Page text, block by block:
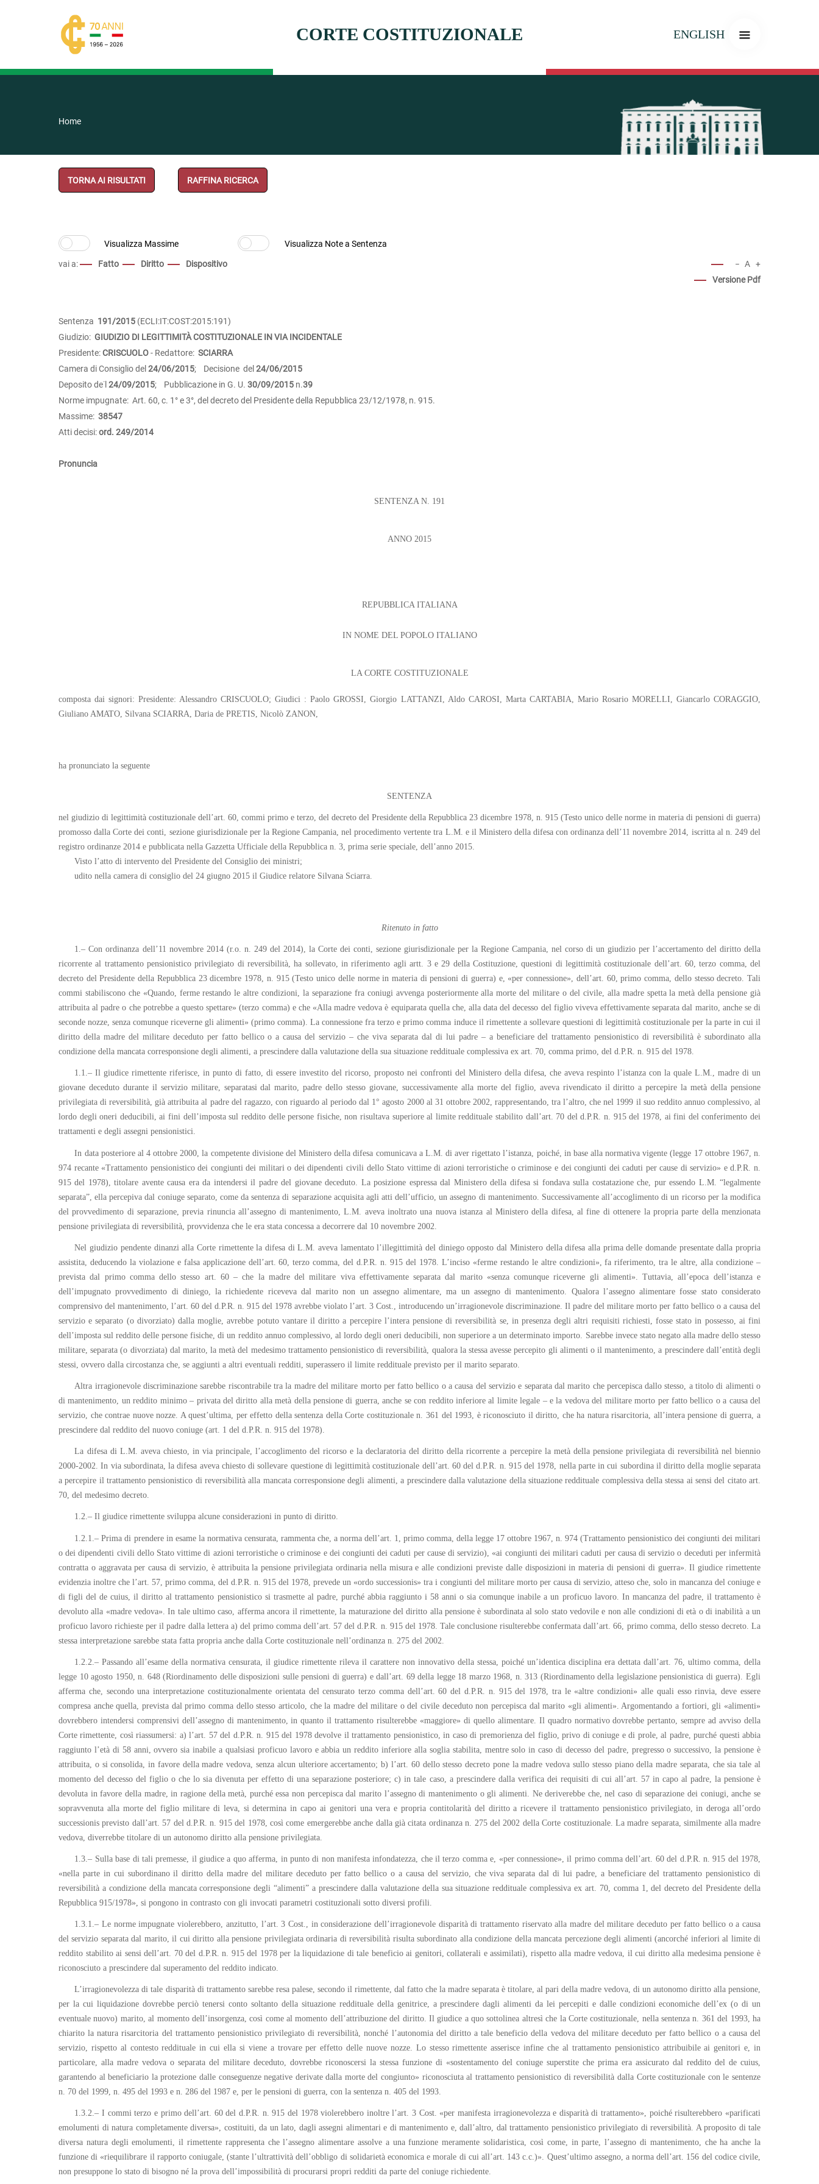
CORTE COSTITUZIONALE ENGLISH
Home
TORNA AI RISULTATI RAFFINA RICERCA
vai a: Fatto Diritto Dispositivo − A +
Versione Pdf
Sentenza 191/2015 (ECLI:IT:COST:2015:191)
Giudizio: GIUDIZIO DI LEGITTIMITÀ COSTITUZIONALE IN VIA INCIDENTALE
Presidente:CRISCUOLO- Redattore: SCIARRA
Camera di Consiglio del 24/06/2015; Decisione del 24/06/2015
Deposito de˙l 24/09/2015; Pubblicazione in G. U. 30/09/2015 n.39
Norme impugnate: Art. 60, c. 1° e 3°, del decreto del Presidente della Repubblica 23/12/1978, n. 915.
Massime: 38547
Atti decisi:ord. 249/2014
Pronuncia
SENTENZA N. 191
ANNO 2015
REPUBBLICA ITALIANA
IN NOME DEL POPOLO ITALIANO
LA CORTE COSTITUZIONALE
composta dai signori: Presidente: Alessandro CRISCUOLO; Giudici : Paolo GROSSI, Giorgio LATTANZI, Aldo CAROSI, Marta CARTABIA, Mario Rosario MORELLI, Giancarlo CORAGGIO,
Giuliano AMATO, Silvana SCIARRA, Daria de PRETIS, Nicolò ZANON,
ha pronunciato la seguente
SENTENZA
nel giudizio di legittimità costituzionale dell’art. 60, commi primo e terzo, del decreto del Presidente della Repubblica 23 dicembre 1978, n. 915 (Testo unico delle norme in materia di pensioni di guerra)
promosso dalla Corte dei conti, sezione giurisdizionale per la Regione Campania, nel procedimento vertente tra L.M. e il Ministero della difesa con ordinanza dell’11 novembre 2014, iscritta al n. 249 del
registro ordinanze 2014 e pubblicata nella Gazzetta Ufficiale della Repubblica n. 3, prima serie speciale, dell’anno 2015.
Visto l’atto di intervento del Presidente del Consiglio dei ministri;
udito nella camera di consiglio del 24 giugno 2015 il Giudice relatore Silvana Sciarra.
Ritenuto in fatto
1.– Con ordinanza dell’11 novembre 2014 (r.o. n. 249 del 2014), la Corte dei conti, sezione giurisdizionale per la Regione Campania, nel corso di un giudizio per l’accertamento del diritto della
ricorrente al trattamento pensionistico privilegiato di reversibilità, ha sollevato, in riferimento agli artt. 3 e 29 della Costituzione, questioni di legittimità costituzionale dell’art. 60, terzo comma, del
decreto del Presidente della Repubblica 23 dicembre 1978, n. 915 (Testo unico delle norme in materia di pensioni di guerra) e, «per connessione», dell’art. 60, primo comma, dello stesso decreto. Tali
commi stabiliscono che «Quando, ferme restando le altre condizioni, la separazione fra coniugi avvenga posteriormente alla morte del militare o del civile, alla madre spetta la metà della pensione già
attribuita al padre o che potrebbe a questo spettare» (terzo comma) e che «Alla madre vedova è equiparata quella che, alla data del decesso del figlio viveva effettivamente separata dal marito, anche se di
seconde nozze, senza comunque riceverne gli alimenti» (primo comma). La connessione fra terzo e primo comma induce il rimettente a sollevare questioni di legittimità costituzionale per la parte in cui il
diritto della madre del militare deceduto per fatto bellico o a causa del servizio – che viva separata dal di lui padre – a beneficiare del trattamento pensionistico di reversibilità è subordinato alla
condizione della mancata corresponsione degli alimenti, a prescindere dalla valutazione della sua situazione reddituale complessiva ex art. 70, comma primo, del d.P.R. n. 915 del 1978.
1.1.– Il giudice rimettente riferisce, in punto di fatto, di essere investito del ricorso, proposto nei confronti del Ministero della difesa, che aveva respinto l’istanza con la quale L.M., madre di un
giovane deceduto durante il servizio militare, separatasi dal marito, padre dello stesso giovane, successivamente alla morte del figlio, aveva rivendicato il diritto a percepire la metà della pensione
privilegiata di reversibilità, già attribuita al padre del ragazzo, con riguardo al periodo dal 1° agosto 2000 al 31 ottobre 2002, rappresentando, tra l’altro, che nel 1999 il suo reddito annuo complessivo, al
lordo degli oneri deducibili, ai fini dell’imposta sul reddito delle persone fisiche, non risultava superiore al limite reddituale stabilito dall’art. 70 del d.P.R. n. 915 del 1978, ai fini del conferimento dei
trattamenti e degli assegni pensionistici.
In data posteriore al 4 ottobre 2000, la competente divisione del Ministero della difesa comunicava a L.M. di aver rigettato l’istanza, poiché, in base alla normativa vigente (legge 17 ottobre 1967, n.
974 recante «Trattamento pensionistico dei congiunti dei militari o dei dipendenti civili dello Stato vittime di azioni terroristiche o criminose e dei congiunti dei caduti per cause di servizio» e d.P.R. n.
915 del 1978), titolare avente causa era da intendersi il padre del giovane deceduto. La posizione espressa dal Ministero della difesa si fondava sulla costatazione che, pur essendo L.M. “legalmente
separata”, ella percepiva dal coniuge separato, come da sentenza di separazione acquisita agli atti dell’ufficio, un assegno di mantenimento. Successivamente all’accoglimento di un ricorso per la modifica
del provvedimento di separazione, previa rinuncia all’assegno di mantenimento, L.M. aveva inoltrato una nuova istanza al Ministero della difesa, al fine di ottenere la propria parte della menzionata
pensione privilegiata di reversibilità, provvidenza che le era stata concessa a decorrere dal 10 novembre 2002.
Nel giudizio pendente dinanzi alla Corte rimettente la difesa di L.M. aveva lamentato l’illegittimità del diniego opposto dal Ministero della difesa alla prima delle domande presentate dalla propria
assistita, deducendo la violazione e falsa applicazione dell’art. 60, terzo comma, del d.P.R. n. 915 del 1978. L’inciso «ferme restando le altre condizioni», fa riferimento, tra le altre, alla condizione –
prevista dal primo comma dello stesso art. 60 – che la madre del militare viva effettivamente separata dal marito «senza comunque riceverne gli alimenti». Tuttavia, all’epoca dell’istanza e
dell’impugnato provvedimento di diniego, la richiedente riceveva dal marito non un assegno alimentare, ma un assegno di mantenimento. Qualora l’assegno alimentare fosse stato considerato
comprensivo del mantenimento, l’art. 60 del d.P.R. n. 915 del 1978 avrebbe violato l’art. 3 Cost., introducendo un’irragionevole discriminazione. Il padre del militare morto per fatto bellico o a causa del
servizio e separato (o divorziato) dalla moglie, avrebbe potuto vantare il diritto a percepire l’intera pensione di reversibilità se, in presenza degli altri requisiti richiesti, fosse stato in possesso, ai fini
dell’imposta sul reddito delle persone fisiche, di un reddito annuo complessivo, al lordo degli oneri deducibili, non superiore a un determinato importo. Sarebbe invece stato negato alla madre dello stesso
militare, separata (o divorziata) dal marito, la metà del medesimo trattamento pensionistico di reversibilità, qualora la stessa avesse percepito gli alimenti o il mantenimento, a prescindere dall’entità degli
stessi, ovvero dalla circostanza che, se aggiunti a altri eventuali redditi, superassero il limite reddituale previsto per il marito separato.
Altra irragionevole discriminazione sarebbe riscontrabile tra la madre del militare morto per fatto bellico o a causa del servizio e separata dal marito che percepisca dallo stesso, a titolo di alimenti o
di mantenimento, un reddito minimo – privata del diritto alla metà della pensione di guerra, anche se con reddito inferiore al limite legale – e la vedova del militare morto per fatto bellico o a causa del
servizio, che contrae nuove nozze. A quest’ultima, per effetto della sentenza della Corte costituzionale n. 361 del 1993, è riconosciuto il diritto, che ha natura risarcitoria, all’intera pensione di guerra, a
prescindere dal reddito del nuovo coniuge (art. 1 del d.P.R. n. 915 del 1978).
La difesa di L.M. aveva chiesto, in via principale, l’accoglimento del ricorso e la declaratoria del diritto della ricorrente a percepire la metà della pensione privilegiata di reversibilità nel biennio
2000-2002. In via subordinata, la difesa aveva chiesto di sollevare questione di legittimità costituzionale dell’art. 60 del d.P.R. n. 915 del 1978, nella parte in cui subordina il diritto della moglie separata
a percepire il trattamento pensionistico di reversibilità alla mancata corresponsione degli alimenti, a prescindere dalla valutazione della situazione reddituale complessiva della stessa ai sensi del citato art.
70, del medesimo decreto.
1.2.– Il giudice rimettente sviluppa alcune considerazioni in punto di diritto.
1.2.1.– Prima di prendere in esame la normativa censurata, rammenta che, a norma dell’art. 1, primo comma, della legge 17 ottobre 1967, n. 974 (Trattamento pensionistico dei congiunti dei militari
o dei dipendenti civili dello Stato vittime di azioni terroristiche o criminose e dei congiunti dei caduti per cause di servizio), «ai congiunti dei militari caduti per causa di servizio o deceduti per infermità
contratta o aggravata per causa di servizio, è attribuita la pensione privilegiata ordinaria nella misura e alle condizioni previste dalle disposizioni in materia di pensioni di guerra». Il giudice rimettente
evidenzia inoltre che l’art. 57, primo comma, del d.P.R. n. 915 del 1978, prevede un «ordo successionis» tra i congiunti del militare morto per causa di servizio, atteso che, solo in mancanza del coniuge e
di figli del de cuius, il diritto al trattamento pensionistico si trasmette al padre, purché abbia raggiunto i 58 anni o sia comunque inabile a un proficuo lavoro. In mancanza del padre, il trattamento è
devoluto alla «madre vedova». In tale ultimo caso, afferma ancora il rimettente, la maturazione del diritto alla pensione è subordinata al solo stato vedovile e non alle condizioni di età o di inabilità a un
proficuo lavoro richieste per il padre dalla lettera a) del primo comma dell’art. 57 del d.P.R. n. 915 del 1978. Tale conclusione risulterebbe confermata dall’art. 66, primo comma, dello stesso decreto. La
stessa interpretazione sarebbe stata fatta propria anche dalla Corte costituzionale nell’ordinanza n. 275 del 2002.
1.2.2.– Passando all’esame della normativa censurata, il giudice rimettente rileva il carattere non innovativo della stessa, poiché un’identica disciplina era dettata dall’art. 76, ultimo comma, della
legge 10 agosto 1950, n. 648 (Riordinamento delle disposizioni sulle pensioni di guerra) e dall’art. 69 della legge 18 marzo 1968, n. 313 (Riordinamento della legislazione pensionistica di guerra). Egli
afferma che, secondo una interpretazione costituzionalmente orientata del censurato terzo comma dell’art. 60 del d.P.R. n. 915 del 1978, tra le «altre condizioni» alle quali esso rinvia, deve essere
compresa anche quella, prevista dal primo comma dello stesso articolo, che la madre del militare o del civile deceduto non percepisca dal marito «gli alimenti». Argomentando a fortiori, gli «alimenti»
dovrebbero intendersi comprensivi dell’assegno di mantenimento, in quanto il trattamento risulterebbe «maggiore» di quello alimentare. Il quadro normativo dovrebbe pertanto, sempre ad avviso della
Corte rimettente, così riassumersi: a) l’art. 57 del d.P.R. n. 915 del 1978 devolve il trattamento pensionistico, in caso di premorienza del figlio, privo di coniuge e di prole, al padre, purché questi abbia
raggiunto l’età di 58 anni, ovvero sia inabile a qualsiasi proficuo lavoro e abbia un reddito inferiore alla soglia stabilita, mentre solo in caso di decesso del padre, pregresso o successivo, la pensione è
attribuita, o si consolida, in favore della madre vedova, senza alcun ulteriore accertamento; b) l’art. 60 dello stesso decreto pone la madre vedova sullo stesso piano della madre separata, che sia tale al
momento del decesso del figlio o che lo sia divenuta per effetto di una separazione posteriore; c) in tale caso, a prescindere dalla verifica dei requisiti di cui all’art. 57 in capo al padre, la pensione è
devoluta in favore della madre, in ragione della metà, purché essa non percepisca dal marito l’assegno di mantenimento o gli alimenti. Ne deriverebbe che, nel caso di separazione dei coniugi, anche se
sopravvenuta alla morte del figlio militare di leva, si determina in capo ai genitori una vera e propria contitolarità del diritto a ricevere il trattamento pensionistico privilegiato, in deroga all’ordo
successionis previsto dall’art. 57 del d.P.R. n. 915 del 1978, così come emergerebbe anche dalla già citata ordinanza n. 275 del 2002 della Corte costituzionale. La madre separata, similmente alla madre
vedova, diverrebbe titolare di un autonomo diritto alla pensione privilegiata.
1.3.– Sulla base di tali premesse, il giudice a quo afferma, in punto di non manifesta infondatezza, che il terzo comma e, «per connessione», il primo comma dell’art. 60 del d.P.R. n. 915 del 1978,
«nella parte in cui subordinano il diritto della madre del militare deceduto per fatto bellico o a causa del servizio, che viva separata dal di lui padre, a beneficiare del trattamento pensionistico di
reversibilità a condizione della mancata corresponsione degli “alimenti” a prescindere dalla valutazione della sua situazione reddituale complessiva ex art. 70, comma 1, del decreto del Presidente della
Repubblica 915/1978», si pongono in contrasto con gli invocati parametri costituzionali sotto diversi profili.
1.3.1.– Le norme impugnate violerebbero, anzitutto, l’art. 3 Cost., in considerazione dell’irragionevole disparità di trattamento riservato alla madre del militare deceduto per fatto bellico o a causa
del servizio separata dal marito, il cui diritto alla pensione privilegiata ordinaria di reversibilità risulta subordinato alla condizione della mancata percezione degli alimenti (ancorché inferiori al limite di
reddito stabilito ai sensi dell’art. 70 del d.P.R. n. 915 del 1978 per la liquidazione di tale beneficio ai genitori, collaterali e assimilati), rispetto alla madre vedova, il cui diritto alla medesima pensione è
riconosciuto a prescindere dal superamento del reddito indicato.
L’irragionevolezza di tale disparità di trattamento sarebbe resa palese, secondo il rimettente, dal fatto che la madre separata è titolare, al pari della madre vedova, di un autonomo diritto alla pensione,
per la cui liquidazione dovrebbe perciò tenersi conto soltanto della situazione reddituale della genitrice, a prescindere dagli alimenti da lei percepiti e dalle condizioni economiche dell’ex (o di un
eventuale nuovo) marito, al momento dell’insorgenza, così come al momento dell’attribuzione del diritto. Il giudice a quo sottolinea altresì che la Corte costituzionale, nella sentenza n. 361 del 1993, ha
chiarito la natura risarcitoria del trattamento pensionistico privilegiato di reversibilità, nonché l’autonomia del diritto a tale beneficio della vedova del militare deceduto per fatto bellico o a causa del
servizio, rispetto al contesto reddituale in cui ella si viene a trovare per effetto delle nuove nozze. Lo stesso rimettente asserisce infine che al trattamento pensionistico attribuibile ai genitori e, in
particolare, alla madre vedova o separata del militare deceduto, dovrebbe riconoscersi la stessa funzione di «sostentamento del coniuge superstite che prima era assicurato dal reddito del de cuius,
garantendo al beneficiario la protezione dalle conseguenze negative derivate dalla morte del congiunto» riconosciuta al trattamento pensionistico di reversibilità dalla Corte costituzionale con le sentenze
n. 70 del 1999, n. 495 del 1993 e n. 286 del 1987 e, per le pensioni di guerra, con la sentenza n. 405 del 1993.
1.3.2.– I commi terzo e primo dell’art. 60 del d.P.R. n. 915 del 1978 violerebbero inoltre l’art. 3 Cost. «per manifesta irragionevolezza e disparità di trattamento», poiché risulterebbero «parificati
emolumenti di natura completamente diversa», costituiti, da un lato, dagli assegni alimentari e di mantenimento e, dall’altro, dal trattamento pensionistico privilegiato di reversibilità. A proposito di tale
diversa natura degli emolumenti, il rimettente rappresenta che l’assegno alimentare assolve a una funzione meramente solidaristica, così come, in parte, l’assegno di mantenimento, che ha anche la
funzione di «riequilibrare il rapporto coniugale, (stante l’ultrattività dell’obbligo di solidarietà economica e morale di cui all’art. 143 c.c.)». Quest’ultimo assegno, a norma dell’art. 156 del codice civile,
non presuppone lo stato di bisogno né la prova dell’impossibilità di procurarsi propri redditi da parte del coniuge richiedente.